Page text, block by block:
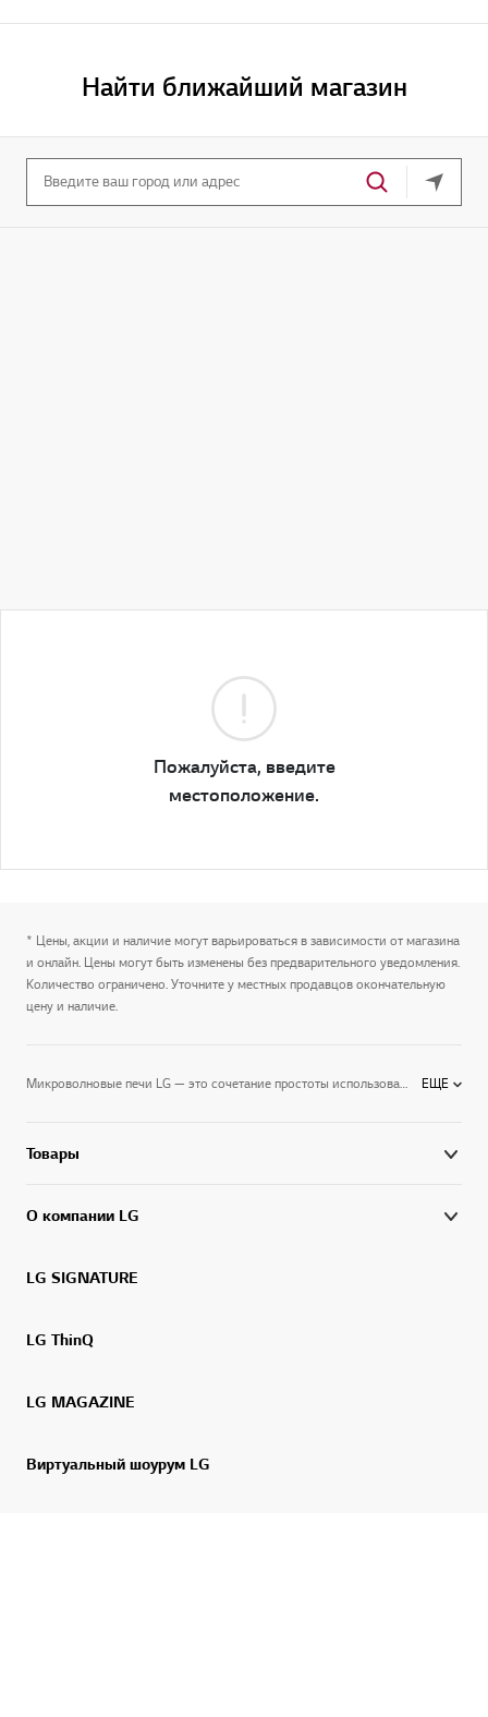
Найти ближайший магазин
Ваше
Пожалуйста, введите
местоположение.
* Цены, акции и наличие могут варьироваться в зависимости от магазина
и онлайн. Цены могут быть изменены без предварительного уведомления.
Количество ограничено. Уточните у местных продавцов окончательную
цену и наличие.
Микроволновые печи LG — это сочетание простоты использования и высокой мощности.Электромагнитные волны в считанные минуты нагревают и размораживают любые продукты, подогревают готовые блюда и помогают готовить оригинальные кулинарные шедевры. Вы можете выбрать компактную микроволновую печь для разморозки и разогрева готовых блюд, или подобрать микроволновку с функциями конвекции и гриля, которая вполне удачно заменяет духовку.Дизайн микроволновых печей на высоте — они хорошо впишутся в интерьер любой кухни, а информативные панели управления помогут быстро выбрать нужный режим готовки.Микроволновые печи LG превращают приготовление пищи в удовольствие и избавляют вас от кухонных хлопот. ЕЩЕ
Товары
О компании LG
LG SIGNATURE
LG ThinQ
LG MAGAZINE
Виртуальный шоурум LG